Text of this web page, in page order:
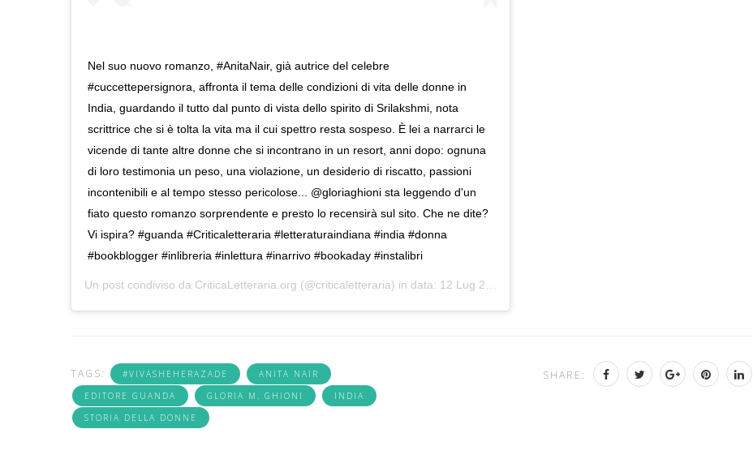
Nel suo nuovo romanzo, #AnitaNair, già autrice del celebre
#cuccettepersignora, affronta il tema delle condizioni di vita delle donne in
India, guardando il tutto dal punto di vista dello spirito di Srilakshmi, nota
scrittrice che si è tolta la vita ma il cui spettro resta sospeso. È lei a narrarci le
vicende di tante altre donne che si incontrano in un resort, anni dopo: ognuna
di loro testimonia un peso, una violazione, un desiderio di riscatto, passioni
incontenibili e al tempo stesso pericolose... @gloriaghioni sta leggendo d'un
fiato questo romanzo sorprendente e presto lo recensirà sul sito. Che ne dite?
Vi ispira? #guanda #Criticaletteraria #letteraturaindiana #india #donna
#bookblogger #inlibreria #inlettura #inarrivo #bookaday #instalibri
Un post condiviso da CriticaLetteraria.org (@criticaletteraria) in data: 12 Lug 2019 alle ore 11:54 PDT
TAGS: #VIVASHEHERAZADE
ANITA NAIR
EDITORE GUANDA
GLORIA M. GHIONI
INDIA
STORIA DELLA DONNE
SHARE: